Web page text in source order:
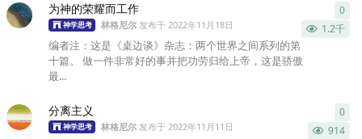
为神的荣耀而工作
神学思考 林格尼尔 发布于2022年11月18日 1.2千
编者注：这是《桌边谈》杂志：两个世界之间系列的第
十篇。 做一件非常好的事并把功劳归给上帝，这是骄傲
最...
0
分离主义
神学思考 林格尼尔 发布于2022年11月11日 914
0